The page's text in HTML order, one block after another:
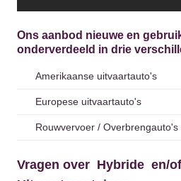
Ons aanbod nieuwe en
onderverdeeld in drie
Amerikaanse uitvaartauto's
Europese uitvaartauto's
Rouwvervoer / Overbrengauto's
Vragen over Hybride en/